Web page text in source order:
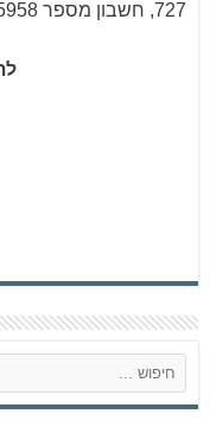
727, חשבון מספר 595958 ע"ש יזהר באר – פרות קדושות
פ